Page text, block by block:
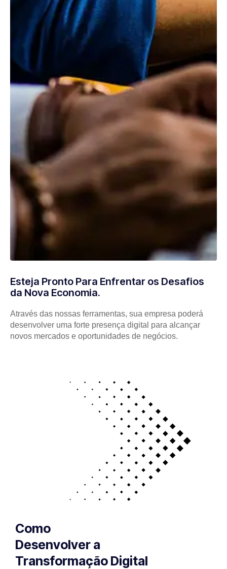
Esteja Pronto Para Enfrentar os Desafios
da Nova Economia.
Através das nossas ferramentas, sua empresa poderá
desenvolver uma forte presença digital para alcançar
novos mercados e oportunidades de negócios.
Como
Desenvolver a
Transformação Digital